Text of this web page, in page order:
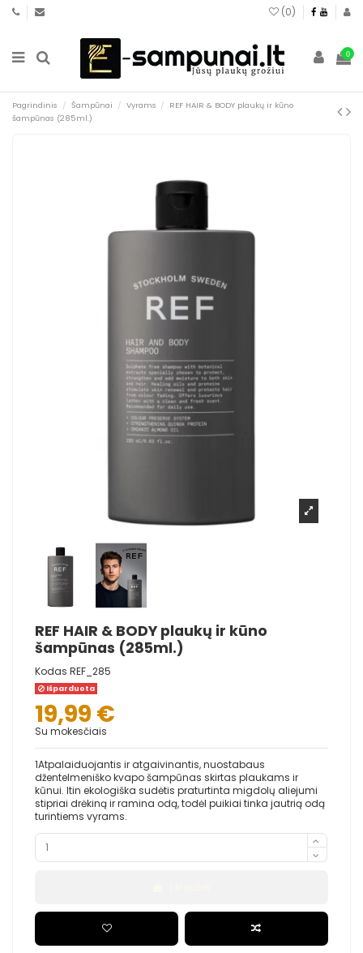
(0)
0
Pagrindinis Šampūnai Vyrams
REF HAIR & BODY plaukų ir kūno
šampūnas (285ml.)
REF HAIR & BODY plaukų ir kūno
šampūnas (285ml.)
Kodas REF_285
Išparduota
19,99 €
Su mokesčiais
1Atpalaiduojantis ir atgaivinantis, nuostabaus
džentelmeniško kvapo šampūnas skirtas plaukams ir
kūnui. Itin ekologiška sudėtis praturtinta migdolų aliejumi
stipriai drėkiną ir ramina odą, todėl puikiai tinka jautrią odą
turintiems vyrams.